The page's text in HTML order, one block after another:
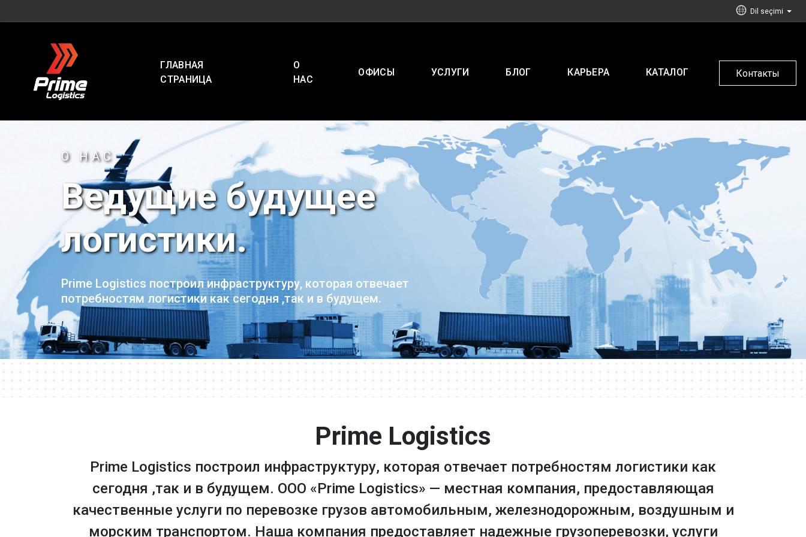
Dil seçimi
ГЛАВНАЯ
СТРАНИЦА
О
НАС
ОФИСЫ УСЛУГИ БЛОГ КАРЬЕРА КАТАЛОГ Контакты
О НАС
Ведущие будущее
логистики.
Prime Logistics построил инфраструктуру, которая отвечает
потребностям логистики как сегодня ,так и в будущем.
Prime Logistics
Prime Logistics построил инфраструктуру, которая отвечает потребностям логистики как
сегодня ,так и в будущем. ООО «Prime Logistics» — местная компания, предоставляющая
качественные услуги по перевозке грузов автомобильным, железнодорожным, воздушным и
морским транспортом. Наша компания предоставляет надежные грузоперевозки, услуги